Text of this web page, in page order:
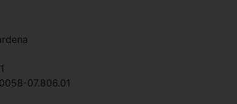
07.806.01